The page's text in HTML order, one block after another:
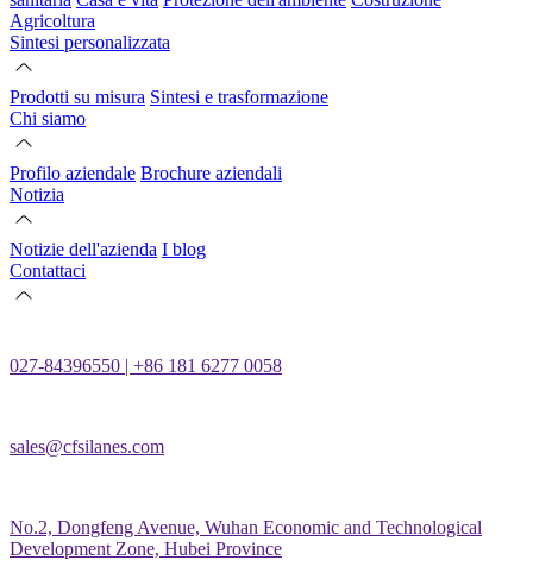
Agricoltura
Sintesi personalizzata
Prodotti su misura Sintesi e trasformazione
Chi siamo
Profilo aziendale Brochure aziendali
Notizia
Notizie dell'azienda I blog
Contattaci
027-84396550 | +86 181 6277 0058
sales@cfsilanes.com
No.2, Dongfeng Avenue, Wuhan Economic and Technological
Development Zone, Hubei Province